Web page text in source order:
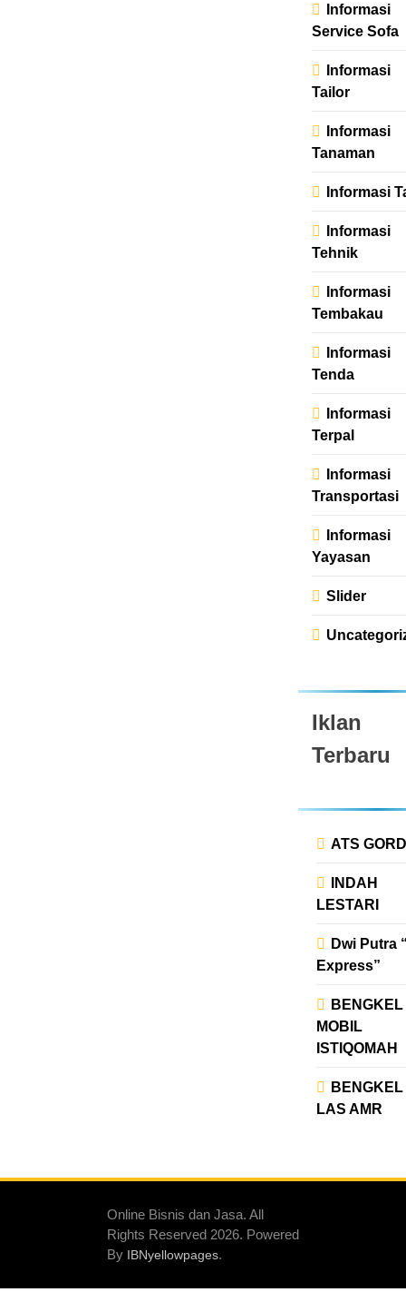
Informasi
Service Sofa
Informasi
Tailor
Informasi
Tanaman
Informasi
Informasi
Tehnik
Informasi
Tembakau
Informasi
Tenda
Informasi
Terpal
Informasi
Transportasi
Informasi
Yayasan
Slider
Iklan
Terbaru
ATS
INDAH
LESTARI
Dwi Putra
Express”
BENGKEL
MOBIL
ISTIQOMAH
BENGKEL
LAS AMR
Online Bisnis dan Jasa. All
Rights Reserved 2026. Powered
By IBNyellowpages.